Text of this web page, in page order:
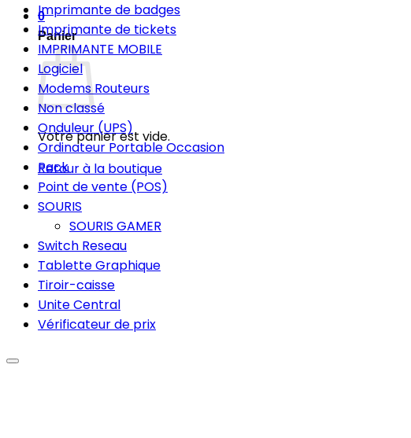
0
Panier
Votre panier est vide.
Retour à la boutique
Imprimante de badges
Imprimante de tickets
IMPRIMANTE MOBILE
Logiciel
Modems Routeurs
Non classé
Onduleur (UPS)
Ordinateur Portable Occasion
Pack
Point de vente (POS)
SOURIS
SOURIS GAMER
Switch Reseau
Tablette Graphique
Tiroir-caisse
Unite Central
Vérificateur de prix